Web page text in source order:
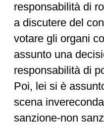
responsabilità di
a discutere del
votare gli organi
assunto una
responsabilità di
Poi, lei si è
scena
sanzione-non